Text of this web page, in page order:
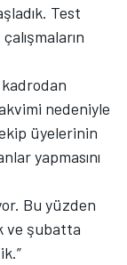
Test
nedeniyle
üyelerinin
yapmasını
Bu yüzden
ve şubatta